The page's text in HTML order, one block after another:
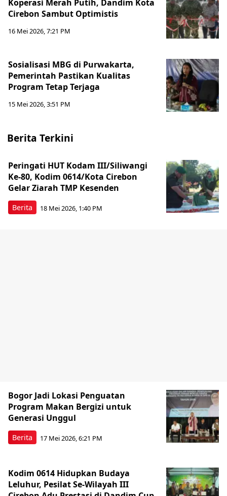
Koperasi Merah Putih, Dandim Kota
Cirebon Sambut Optimistis
16 Mei 2026, 7:21 PM
Sosialisasi MBG di Purwakarta,
Pemerintah Pastikan Kualitas
Program Tetap Terjaga
15 Mei 2026, 3:51 PM
Berita Terkini
Berita
Peringati HUT Kodam III/Siliwangi
Ke-80, Kodim 0614/Kota Cirebon
Gelar Ziarah TMP Kesenden
18 Mei 2026, 1:40 PM
Berita
Bogor Jadi Lokasi Penguatan
Program Makan Bergizi untuk
Generasi Unggul
17 Mei 2026, 6:21 PM
Kodim 0614 Hidupkan Budaya
Leluhur, Pesilat Se-Wilayah III